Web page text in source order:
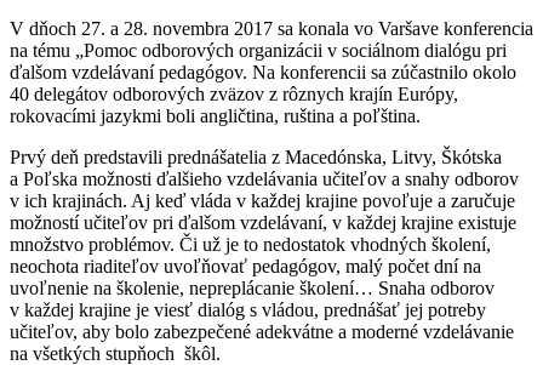
V dňoch 27. a 28. novembra 2017 sa konala vo Varšave konferencia
na tému „Pomoc odborových organizácii v sociálnom dialógu pri
ďalšom vzdelávaní pedagógov. Na konferencii sa zúčastnilo okolo
40 delegátov odborových zväzov z rôznych krajín Európy,
rokovacími jazykmi boli angličtina, ruština a poľština.
Prvý deň predstavili prednášatelia z Macedónska, Litvy, Škótska
a Poľska možnosti ďalšieho vzdelávania učiteľov a snahy odborov
v ich krajinách. Aj keď vláda v každej krajine povoľuje a zaručuje
možností učiteľov pri ďalšom vzdelávaní, v každej krajine existuje
množstvo problémov. Či už je to nedostatok vhodných školení,
neochota riaditeľov uvoľňovať pedagógov, malý počet dní na
uvoľnenie na školenie, nepreplácanie školení… Snaha odborov
v každej krajine je viesť dialóg s vládou, prednášať jej potreby
učiteľov, aby bolo zabezpečené adekvátne a moderné vzdelávanie
na všetkých stupňoch škôl.